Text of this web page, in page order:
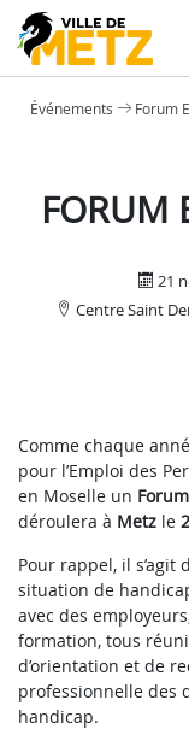
Événements Forum
FORUM
21
Centre Saint
Comme chaque
pour l’Emploi des
en Moselle un
déroulera à Metz le
Pour rappel, il s’agit
situation de
avec des
formation, tous
d’orientation et de
professionnelle des
handicap.